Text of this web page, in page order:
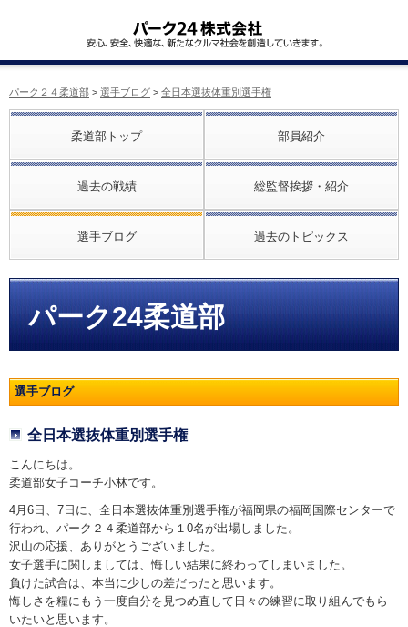
パーク２４柔道部 > 選手ブログ > 全日本選抜体重別選手権
柔道部トップ 部員紹介
過去の戦績 総監督挨拶・紹介
選手ブログ 過去のトピックス
パーク24柔道部
選手ブログ
全日本選抜体重別選手権
こんにちは。
柔道部女子コーチ小林です。
4月6日、7日に、全日本選抜体重別選手権が福岡県の福岡国際センターで
行われ、パーク２４柔道部から１0名が出場しました。
沢山の応援、ありがとうございました。
女子選手に関しましては、悔しい結果に終わってしまいました。
負けた試合は、本当に少しの差だったと思います。
悔しさを糧にもう一度自分を見つめ直して日々の練習に取り組んでもら
いたいと思います。